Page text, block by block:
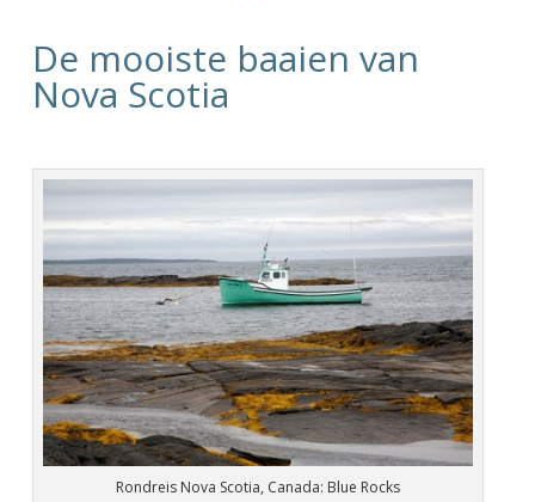
De mooiste baaien van
Nova Scotia
Rondreis Nova Scotia, Canada: Blue Rocks